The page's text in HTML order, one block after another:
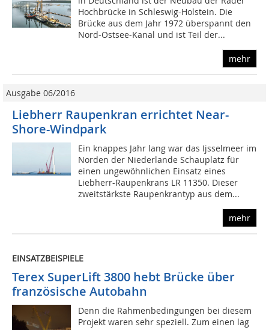
Hochbrücke in Schleswig-Holstein. Die
Brücke aus dem Jahr 1972 überspannt den
Nord-Ostsee-Kanal und ist Teil der...
mehr
Ausgabe 06/2016
Liebherr Raupenkran errichtet Near-
Shore-Windpark
Ein knappes Jahr lang war das Ijsselmeer im
Norden der Niederlande Schauplatz für
einen ungewöhnlichen Einsatz eines
Liebherr-Raupenkrans LR 11350. Dieser
zweitstärkste Raupenkrantyp aus dem...
mehr
EINSATZBEISPIELE
Terex SuperLift 3800 hebt Brücke über
französische Autobahn
Denn die Rahmenbedingungen bei diesem
Projekt waren sehr speziell. Zum einen lag